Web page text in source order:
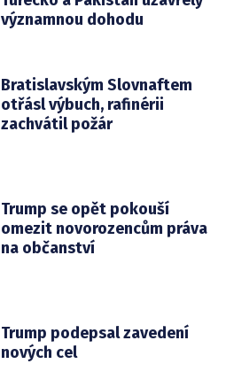
významnou dohodu
Bratislavským Slovnaftem
otřásl výbuch, rafinérii
zachvátil požár
Trump se opět pokouší
omezit novorozencům práva
na občanství
Trump podepsal zavedení
nových cel